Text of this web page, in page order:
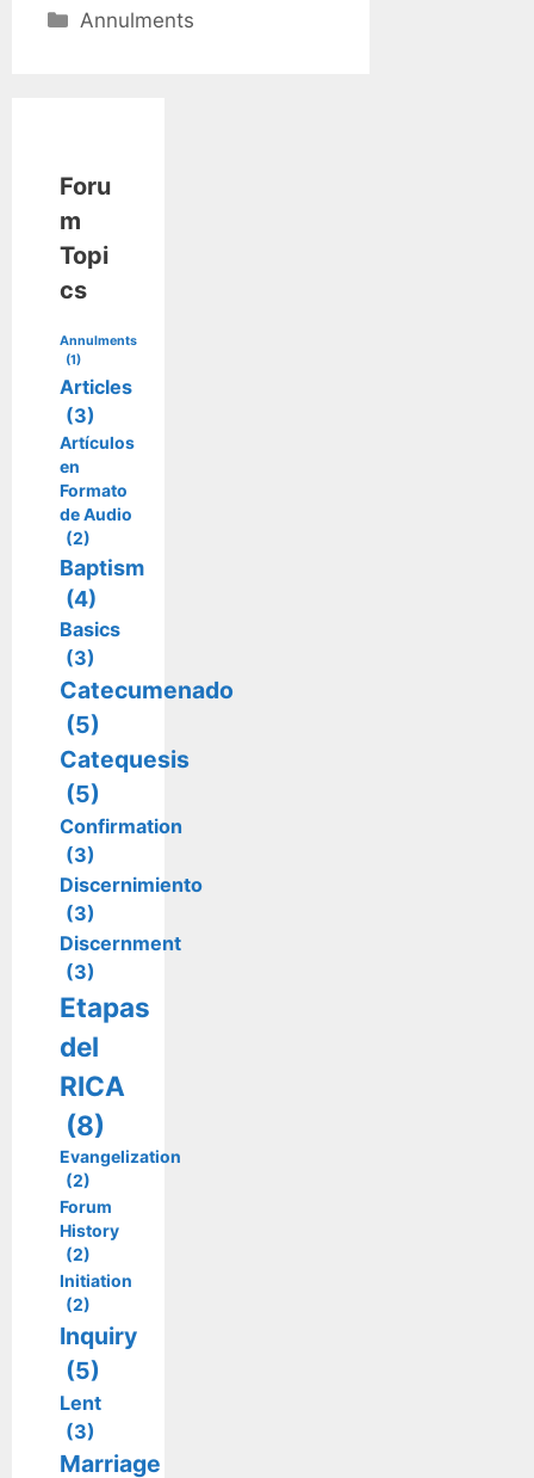
Categories
Annulments
Foru
m
Topi
cs
Annulments
(1)
Articles
(3)
Artículos
en
Formato
de Audio
(2)
Baptism
(4)
Basics
(3)
Catecumenado
(5)
Catequesis
(5)
Confirmation
(3)
Discernimiento
(3)
Discernment
(3)
Etapas
del
RICA
(8)
Evangelization
(2)
Forum
History
(2)
Initiation
(2)
Inquiry
(5)
Lent
(3)
Marriage